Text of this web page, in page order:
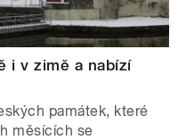
i v zimě a nabízí
památek, které
měsících se